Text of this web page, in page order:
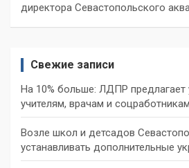
директора Севастопольского
Свежие записи
На 10% больше: ЛДПР предлагает
учителям, врачам и соцработникам
Возле школ и детсадов
устанавливать дополнительные